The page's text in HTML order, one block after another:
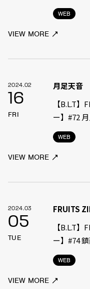
WEB
VIEW MORE
2024.02
16
FRI
WEB
月足天音
【B.L.T
ー】#72
VIEW MORE
2024.03
05
TUE
WEB
FRUITS
【B.L.T
ー】#74
VIEW MORE